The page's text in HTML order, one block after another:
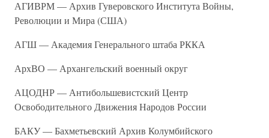
АГИВРМ — Архив Гуверовского Института Войны,
Революции и Мира (США)
АГШ — Академия Генерального штаба РККА
АрхВО — Архангельский военный округ
АЦОДНР — Антибольшевистский Центр
Освободительного Движения Народов России
БАКУ — Бахметьевский Архив Колумбийского